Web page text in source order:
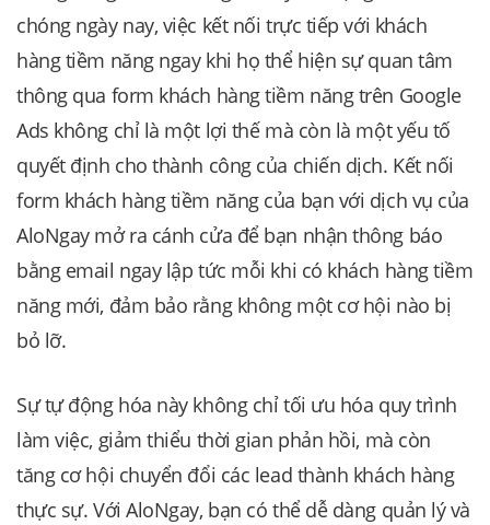
chóng ngày nay, việc kết nối trực tiếp với khách
hàng tiềm năng ngay khi họ thể hiện sự quan tâm
thông qua form khách hàng tiềm năng trên Google
Ads không chỉ là một lợi thế mà còn là một yếu tố
quyết định cho thành công của chiến dịch. Kết nối
form khách hàng tiềm năng của bạn với dịch vụ của
AloNgay mở ra cánh cửa để bạn nhận thông báo
bằng email ngay lập tức mỗi khi có khách hàng tiềm
năng mới, đảm bảo rằng không một cơ hội nào bị
bỏ lỡ.
Sự tự động hóa này không chỉ tối ưu hóa quy trình
làm việc, giảm thiểu thời gian phản hồi, mà còn
tăng cơ hội chuyển đổi các lead thành khách hàng
thực sự. Với AloNgay, bạn có thể dễ dàng quản lý và